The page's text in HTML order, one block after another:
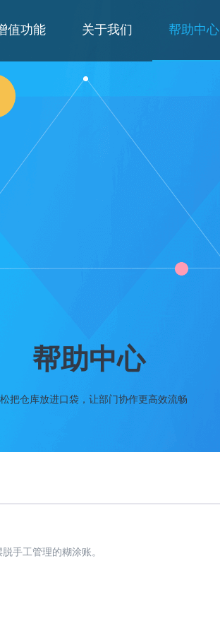
值功能 关于我们 帮助中心
帮助中心
把仓库放进口袋，让部门协作更高效流畅
手工管理的糊涂账。